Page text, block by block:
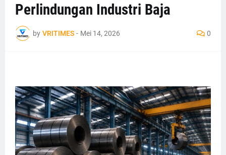
Perlindungan Industri Baja
by VRITIMES - Mei 14, 2026 0